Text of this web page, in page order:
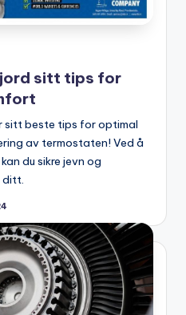
sitt tips for
sitt beste tips for optimal
av termostaten! Ved å
du sikre jevn og
ditt.